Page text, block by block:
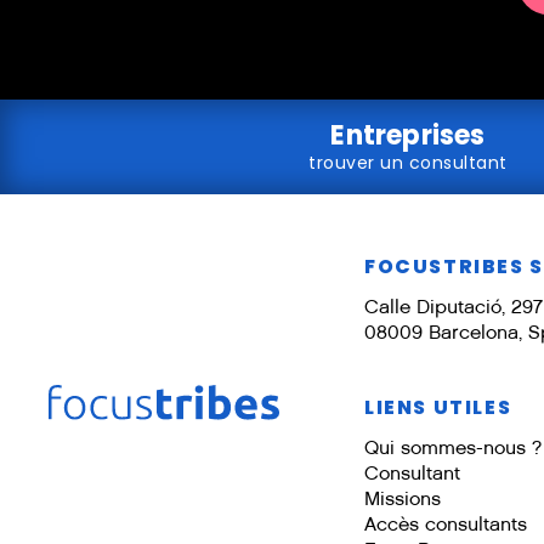
Entreprises
trouver un consultant
FOCUSTRIBES
Calle Diputació, 297
08009 Barcelona,
LIENS UTILES
Qui sommes-nous ?
Consultant
Missions
Accès consultants